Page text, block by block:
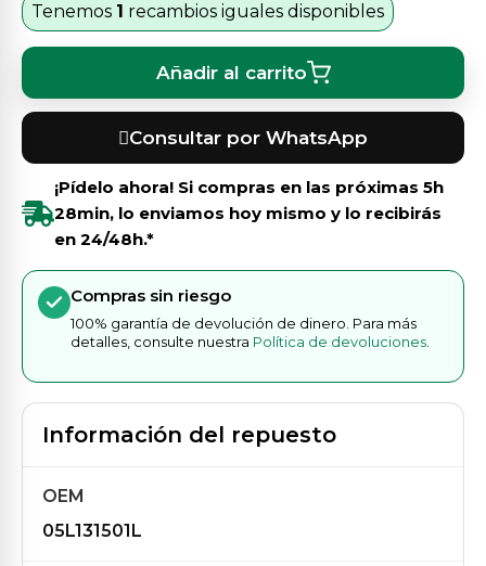
Tenemos 1 recambios iguales disponibles
Añadir al carrito
Consultar por WhatsApp
¡Pídelo ahora! Si compras en las próximas 5h
28min, lo enviamos hoy mismo y lo recibirás
en 24/48h.*
Compras sin riesgo
100% garantía de devolución de dinero. Para más
detalles, consulte nuestra Política de devoluciones
Información del repuesto
OEM
05L131501L